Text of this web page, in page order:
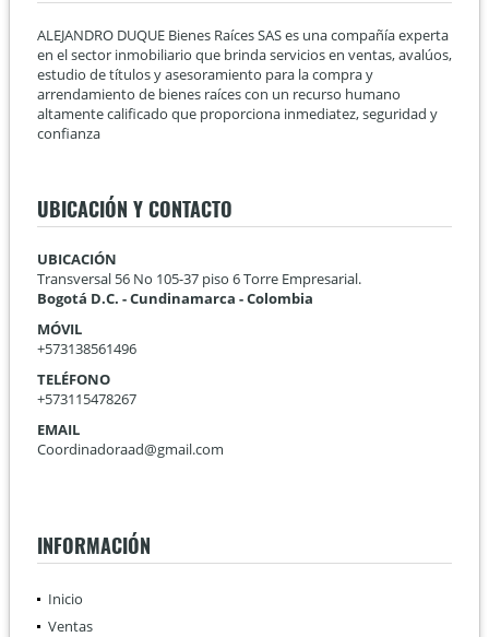
ALEJANDRO DUQUE Bienes Raíces SAS es una compañía experta
en el sector inmobiliario que brinda servicios en ventas, avalúos,
estudio de títulos y asesoramiento para la compra y
arrendamiento de bienes raíces con un recurso humano
altamente calificado que proporciona inmediatez, seguridad y
confianza
UBICACIÓN Y CONTACTO
UBICACIÓN
Transversal 56 No 105-37 piso 6 Torre Empresarial.
Bogotá D.C. - Cundinamarca - Colombia
MÓVIL
+573138561496
TELÉFONO
+573115478267
EMAIL
Coordinadoraad@gmail.com
INFORMACIÓN
Inicio
Ventas